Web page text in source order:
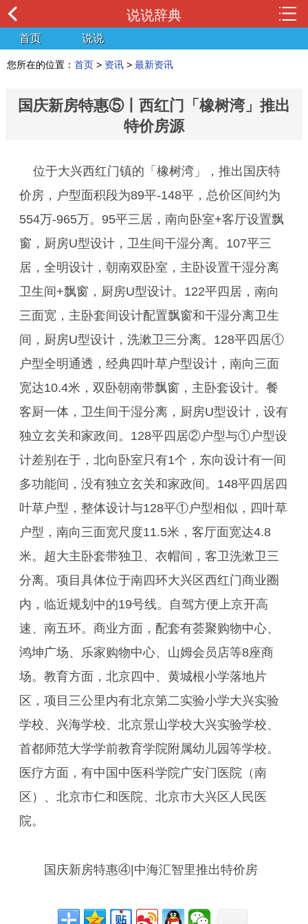
说说辞典
首页 说说
您所在的位置： 首页 > 资讯 > 最新资讯
国庆新房特惠⑤丨西红门「橡树湾」推出
特价房源
位于大兴西红门镇的「橡树湾」，推出国庆特
价房，户型面积段为89平-148平，总价区间约为
554万-965万。95平三居，南向卧室+客厅设置飘
窗，厨房U型设计，卫生间干湿分离。107平三
居，全明设计，朝南双卧室，主卧设置干湿分离
卫生间+飘窗，厨房U型设计。122平四居，南向
三面宽，主卧套间设计配置飘窗和干湿分离卫生
间，厨房U型设计，洗漱卫三分离。128平四居①
户型全明通透，经典四叶草户型设计，南向三面
宽达10.4米，双卧朝南带飘窗，主卧套设计。餐
客厨一体，卫生间干湿分离，厨房U型设计，设有
独立玄关和家政间。128平四居②户型与①户型设
计差别在于，北向卧室只有1个，东向设计有一间
多功能间，没有独立玄关和家政间。148平四居四
叶草户型，整体设计与128平①户型相似，四叶草
户型，南向三面宽尺度11.5米，客厅面宽达4.8
米。超大主卧套带独卫、衣帽间，客卫洗漱卫三
分离。项目具体位于南四环大兴区西红门商业圈
内，临近规划中的19号线。自驾方便上京开高
速、南五环。商业方面，配套有荟聚购物中心、
鸿坤广场、乐家购物中心、山姆会员店等8座商
场。教育方面，北京四中、黄城根小学落地片
区，项目三公里内有北京第二实验小学大兴实验
学校、兴海学校、北京景山学校大兴实验学校、
首都师范大学学前教育学院附属幼儿园等学校。
医疗方面，有中国中医科学院广安门医院（南
区）、北京市仁和医院、北京市大兴区人民医
院。
国庆新房特惠④|中海汇智里推出特价房